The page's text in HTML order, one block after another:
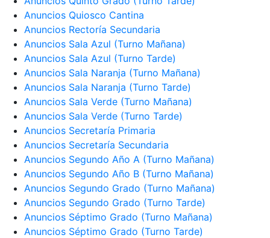
Anuncios Quiosco Cantina
Anuncios Rectoría Secundaria
Anuncios Sala Azul (Turno Mañana)
Anuncios Sala Azul (Turno Tarde)
Anuncios Sala Naranja (Turno Mañana)
Anuncios Sala Naranja (Turno Tarde)
Anuncios Sala Verde (Turno Mañana)
Anuncios Sala Verde (Turno Tarde)
Anuncios Secretaría Primaria
Anuncios Secretaría Secundaria
Anuncios Segundo Año A (Turno Mañana)
Anuncios Segundo Año B (Turno Mañana)
Anuncios Segundo Grado (Turno Mañana)
Anuncios Segundo Grado (Turno Tarde)
Anuncios Séptimo Grado (Turno Mañana)
Anuncios Séptimo Grado (Turno Tarde)